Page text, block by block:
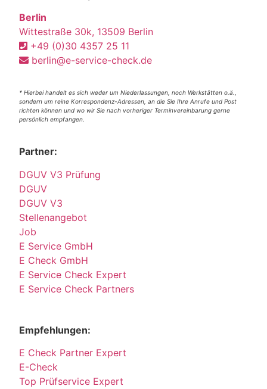
Berlin
Wittestraße 30k, 13509 Berlin
+49 (0)30 4357 25 11
berlin@e-service-check.de
* Hierbei handelt es sich weder um Niederlassungen, noch Werkstätten o.ä.,
sondern um reine Korrespondenz-Adressen, an die Sie Ihre Anrufe und Post
richten können und wo wir Sie nach vorheriger Terminvereinbarung gerne
persönlich empfangen.
Partner:
DGUV V3 Prüfung
DGUV
DGUV V3
Stellenangebot
Job
E Service GmbH
E Check GmbH
E Service Check Expert
E Service Check Partners
Empfehlungen:
E Check Partner Expert
E-Check
Top Prüfservice Expert